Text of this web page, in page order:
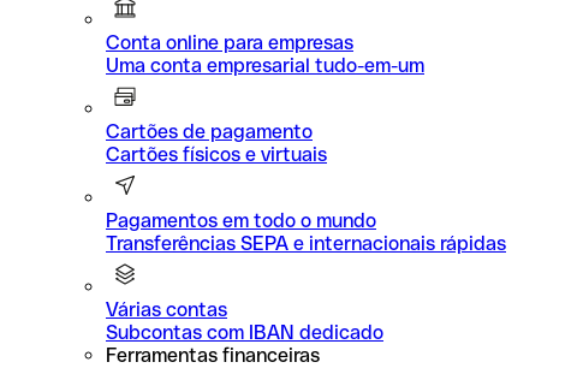
Conta online para empresas
Uma conta empresarial tudo-em-um
Cartões de pagamento
Cartões físicos e virtuais
Pagamentos em todo o mundo
Transferências SEPA e internacionais rápidas
Várias contas
Subcontas com IBAN dedicado
Ferramentas financeiras